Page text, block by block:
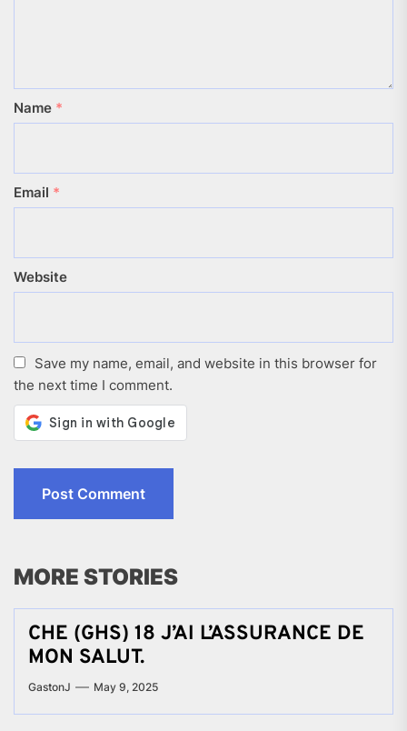
Name *
Email *
Website
Save my name, email, and website in this browser for
the next time I comment.
MORE STORIES
CHE (GHS) 18 J’AI L’ASSURANCE DE
MON SALUT.
GastonJ May 9, 2025